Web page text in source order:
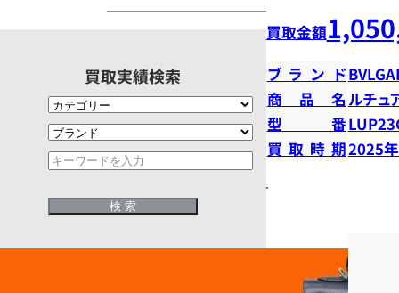
買取実績検索
買取金額
ブランド
商品名 ルチュ
型番
買取時期2025